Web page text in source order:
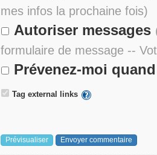
mes infos la prochaine fois)
Autoriser messages
formulaire de message --
Prévenez-moi
Tag external links